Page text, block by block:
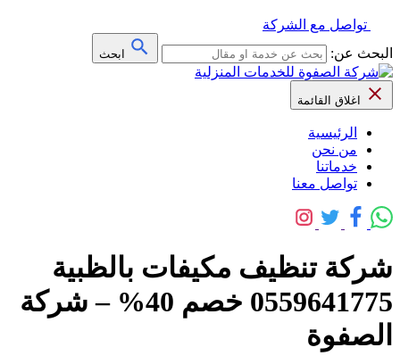
تواصل مع الشركة
البحث عن:
ابحث
اغلاق القائمة
الرئيسية
من نحن
خدماتنا
تواصل معنا
شركة تنظيف مكيفات بالظبية
0559641775 خصم 40% – شركة
الصفوة